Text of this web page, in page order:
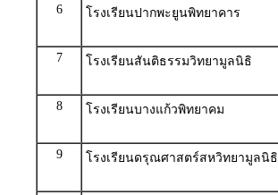
6
โรงเรียนปากพะยูนพิทยาคาร
7
โรงเรียนสันติธรรมวิทยามูลนิธิ
8
โรงเรียนบางแก้วพิทยาคม
9
โรงเรียนดรุณศาสตร์สหวิทยามูลนิธิ